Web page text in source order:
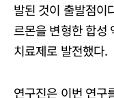
발된 것이 출발점이
르몬을 변형한 합성
치료제로 발전했다.
연구진은 이번 연구